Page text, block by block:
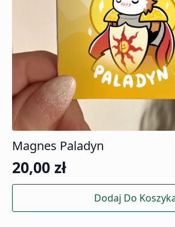
Magnes Paladyn
20,00 zł
Dodaj Do